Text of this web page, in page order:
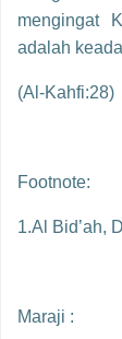
mengingat
adalah
(Al-Kahfi:28)
Footnote:
1.Al Bid’ah,
Maraji :